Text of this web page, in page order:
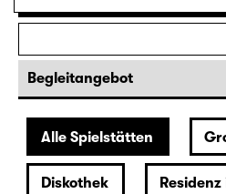
30.01.
15:00 Große Bühne
Das Vermächtnis
(The Inheritance)
von Matthew Lopez
aus dem Amerikanischen von